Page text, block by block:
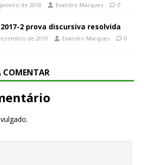
de 2018 Evandro Marques 0
2 prova discursiva resolvida
de 2019 Evandro Marques 0
COMENTAR